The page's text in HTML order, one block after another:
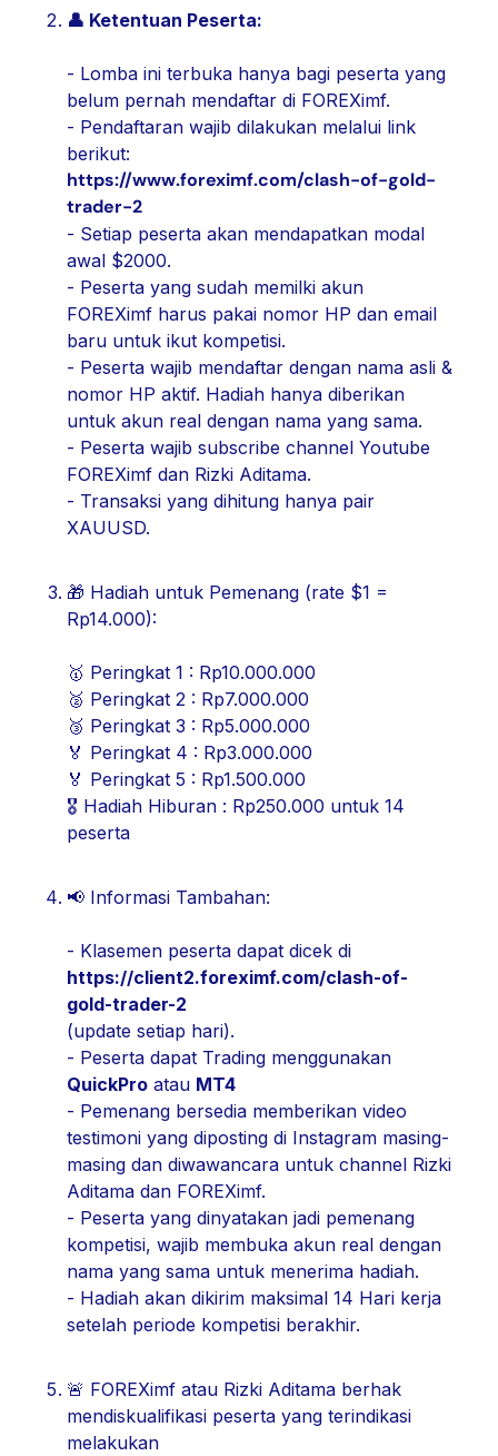
👤 Ketentuan Peserta:
- Lomba ini terbuka hanya bagi peserta yang
belum pernah mendaftar di FOREXimf.
- Pendaftaran wajib dilakukan melalui link
berikut:
https://www.foreximf.com/clash-of-gold-
trader-2
- Setiap peserta akan mendapatkan modal
awal $2000.
- Peserta yang sudah memilki akun
FOREXimf harus pakai nomor HP dan email
baru untuk ikut kompetisi.
- Peserta wajib mendaftar dengan nama asli &
nomor HP aktif. Hadiah hanya diberikan
untuk akun real dengan nama yang sama.
- Peserta wajib subscribe channel Youtube
FOREXimf dan Rizki Aditama.
- Transaksi yang dihitung hanya pair
XAUUSD.
🎁 Hadiah untuk Pemenang (rate $1 =
Rp14.000):
🥇 Peringkat 1 : Rp10.000.000
🥈 Peringkat 2 : Rp7.000.000
🥉 Peringkat 3 : Rp5.000.000
🏅 Peringkat 4 : Rp3.000.000
🏅 Peringkat 5 : Rp1.500.000
🎖 Hadiah Hiburan : Rp250.000 untuk 14
peserta
📢 Informasi Tambahan:
- Klasemen peserta dapat dicek di
https://client2.foreximf.com/clash-of-
gold-trader-2
(update setiap hari).
- Peserta dapat Trading menggunakan
QuickPro atau MT4
- Pemenang bersedia memberikan video
testimoni yang diposting di Instagram masing-
masing dan diwawancara untuk channel Rizki
Aditama dan FOREXimf.
- Peserta yang dinyatakan jadi pemenang
kompetisi, wajib membuka akun real dengan
nama yang sama untuk menerima hadiah.
- Hadiah akan dikirim maksimal 14 Hari kerja
setelah periode kompetisi berakhir.
🚨 FOREXimf atau Rizki Aditama berhak
mendiskualifikasi peserta yang terindikasi
melakukan